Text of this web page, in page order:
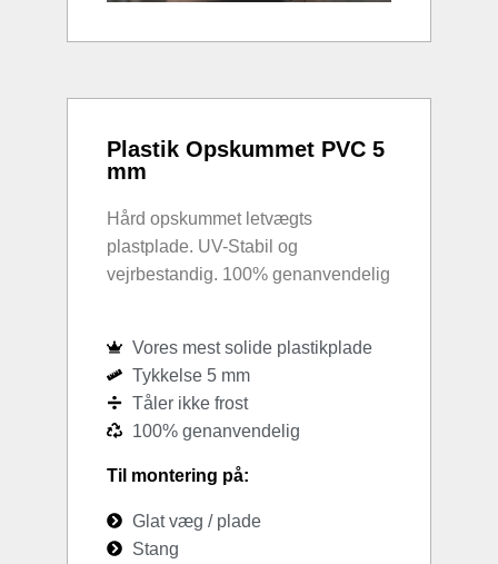
Plastik Opskummet PVC 5
mm
Hård opskummet letvægts
plastplade. UV-Stabil og
vejrbestandig. 100% genanvendelig
Vores mest solide plastikplade
Tykkelse 5 mm
Tåler ikke frost
100% genanvendelig
Til montering på:
Glat væg / plade
Stang